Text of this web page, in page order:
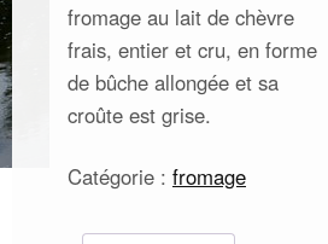
fromage au lait de chèvre
frais, entier et cru, en forme
de bûche allongée et sa
croûte est grise.
Catégorie : fromage